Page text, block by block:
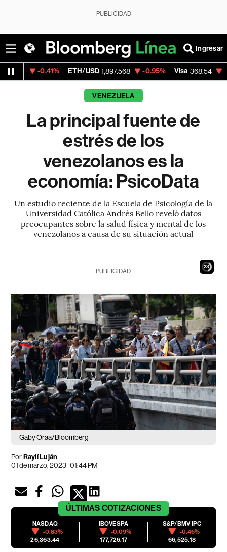
PUBLICIDAD
Ingresar
ETH/USD 1,897.568 -0.95% Visa 368.54 -0.28%
VENEZUELA
La principal fuente de
estrés de los
venezolanos es la
economía: PsicoData
Un estudio reciente de la Escuela de Psicología de la
Universidad Católica Andrés Bello reveló datos
preocupantes sobre la salud física y mental de los
venezolanos a causa de su situación actual
21
PUBLICIDAD
Gaby Oraa/Bloomberg
PorRaylí Luján
01 de marzo, 2023 | 01:44 PM
ÚLTIMAS COTIZACIONES
NASDAQ
-0.83%
26,363.44
IBOVESPA
-0.09%
177,726.17
S&P/BMV IPC
-0.46%
66,525.18